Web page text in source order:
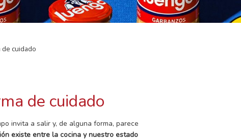
de cuidado
de cuidado
invita a salir y, de alguna forma, parece
existe entre la cocina y nuestro estado